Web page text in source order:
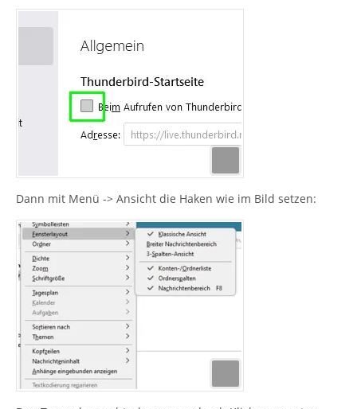
Dann mit Menü -> Ansicht die Haken wie im Bild setzen: